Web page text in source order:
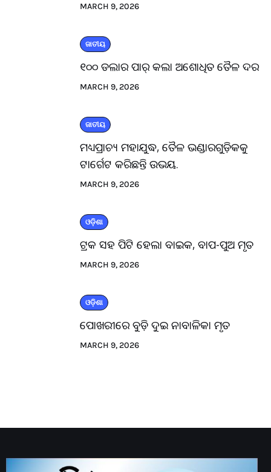
MARCH 9, 2026
ଜାତୀୟ
୧୦୦ ଡଲାର ପାର୍ କଲା ଅଶୋଧିତ ତୈଳ ଦର
MARCH 9, 2026
ଜାତୀୟ
ମଧ୍ୟପ୍ରାଚ୍ୟ ମହାଯୁଦ୍ଧ, ତୈଳ ଭଣ୍ଡାରଗୁଡ଼ିକକୁ
ଟାର୍ଗେଟ କରିଛନ୍ତି ଉଭୟ.
MARCH 9, 2026
ଓଡ଼ିଶା
ଟ୍ରକ ସହ ପିଟି ହେଲା ବାଇକ, ବାପ-ପୁଅ ମୃତ
MARCH 9, 2026
ଓଡ଼ିଶା
ପୋଖରୀରେ ବୁଡ଼ି ଦୁଇ ନାବାଳିକା ମୃତ
MARCH 9, 2026